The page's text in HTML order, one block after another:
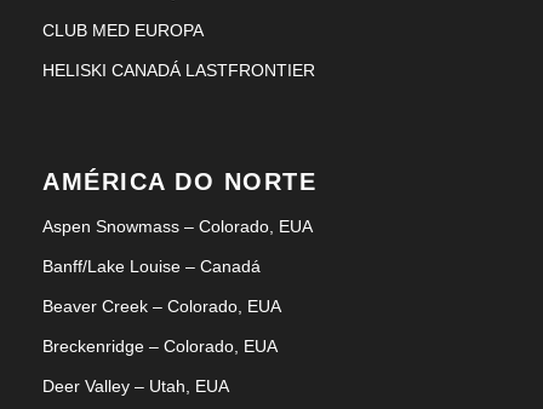
CLUB MED EUROPA
HELISKI CANADÁ LASTFRONTIER
AMÉRICA DO NORTE
Aspen Snowmass – Colorado, EUA
Banff/Lake Louise – Canadá
Beaver Creek – Colorado, EUA
Breckenridge – Colorado, EUA
Deer Valley – Utah, EUA